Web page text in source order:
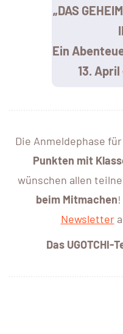
„DAS
Ein
13. April
Die Anmeldephase
Punkten mit
wünschen allen
beim Mitmachen
Newsletter
Das UGOTCHI-